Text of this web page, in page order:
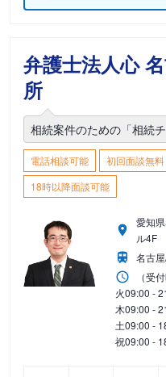
弁護士法人心
所
相続案件のための「相続
電話相談可能 初回面談無料
18時以降面談可能
愛知
ル4F
名古
（受
火09:00 -
木09:00 -
土09:00 -
祝09:00 -